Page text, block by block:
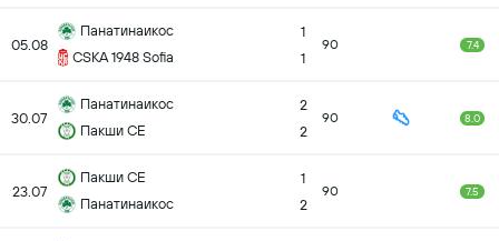
05.08
Панатинаикос
CSKA 1948 Sofia
1
1
90 7.4
30.07
Панатинаикос
Пакши СЕ
2
2
90 8.0
23.07
Пакши СЕ
Панатинаикос
1
2
90 7.5